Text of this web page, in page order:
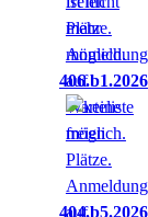
406.b1.2026
404.b5.2026